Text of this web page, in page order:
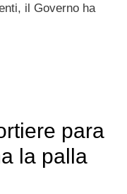
il Governo ha
para
la palla